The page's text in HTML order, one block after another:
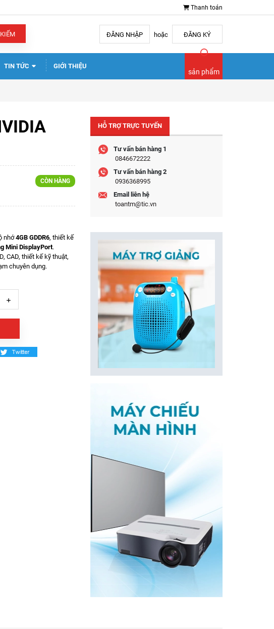
Thanh toán
ĐĂNG NHẬP hoặc ĐĂNG KÝ
TIN TỨC GIỚI THIỆU
sản phẩm
CÒN HÀNG
nhớ4GB GDDR6, thiết kế
Mini DisplayPort.
CAD, thiết kế kỹ thuật,
chuyên dụng.
HỖ TRỢ TRỰC TUYẾN
Tư vấn bán hàng 1
0846672222
Tư vấn bán hàng 2
0936368995
Email liên hệ
toantm@tic.vn